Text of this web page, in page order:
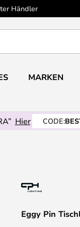
Händler
MARKEN
Hier CODE:
Eggy Pin